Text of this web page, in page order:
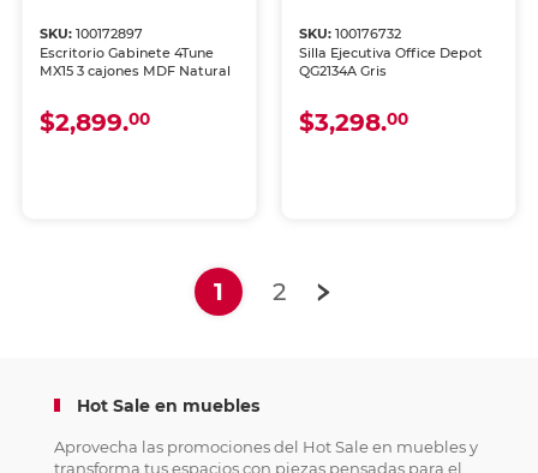
SKU:100172897
Escritorio Gabinete 4Tune
MX15 3 cajones MDF Natural
$2,899.00
SKU: 100176732
Silla Ejecutiva Office Depot
QG2134A Gris
$3,298.00
1 (current)
2
Hot Sale en muebles
Aprovecha las promociones del Hot Sale en muebles y
transforma tus espacios con piezas pensadas para el